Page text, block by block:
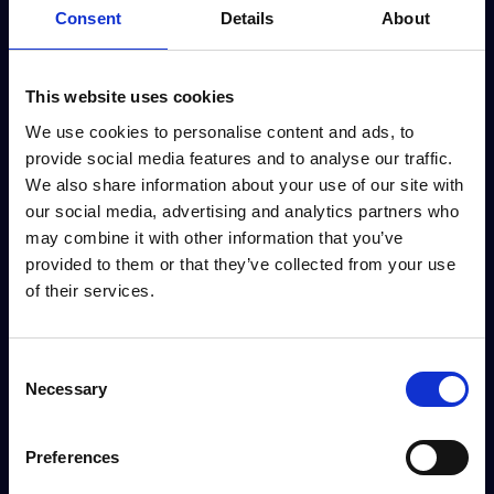
Consent Details About
This website uses cookies
We use cookies to personalise content and ads, to
provide social media features and to analyse our traffic.
We also share information about your use of our site with
our social media, advertising and analytics partners who
may combine it with other information that you’ve
provided to them or that they’ve collected from your use
of their services.
Selection
Necessary
Preferences
Página de prospectos
Cada propiedad dispone de una página de clientes
potenciales con visitas virtuales, información sobre